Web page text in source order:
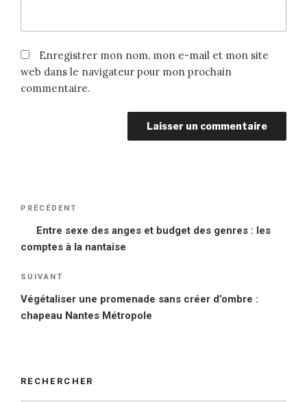
Enregistrer mon nom, mon e-mail et mon site
web dans le navigateur pour mon prochain
commentaire.
Navigation
l’article
Article
précédent
PRÉCÉDENT
Entre sexe des anges et budget des genres : les
comptes à la nantaise
Article
suivant
SUIVANT
Végétaliser une promenade sans créer d’ombre :
chapeau Nantes Métropole
RECHERCHER